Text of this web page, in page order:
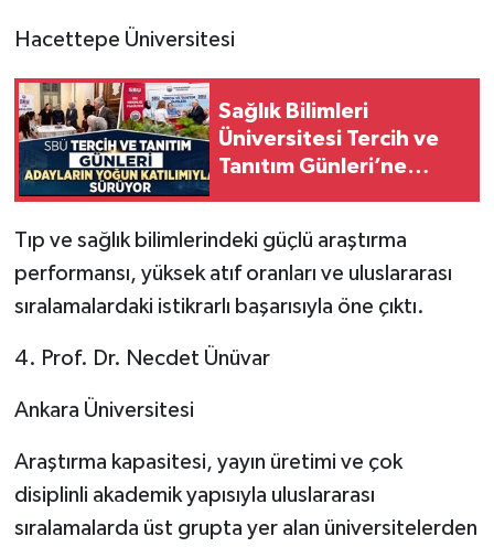
Hacettepe Üniversitesi
Sağlık Bilimleri
Üniversitesi Tercih ve
Tanıtım Günleri’ne
Tıp ve sağlık bilimlerindeki güçlü araştırma
performansı, yüksek atıf oranları ve uluslararası
sıralamalardaki istikrarlı başarısıyla öne çıktı.
4. Prof. Dr. Necdet Ünüvar
Ankara Üniversitesi
Araştırma kapasitesi, yayın üretimi ve çok
disiplinli akademik yapısıyla uluslararası
sıralamalarda üst grupta yer alan üniversitelerden